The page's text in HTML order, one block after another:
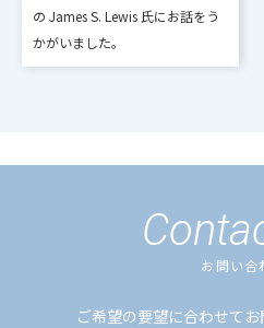
能
（ユーザ設
フリーズ機能
チ（オプ
の James S. Lewis 氏にお話をう
かがいました。
お問い合
ご希望の要望に合わせてお